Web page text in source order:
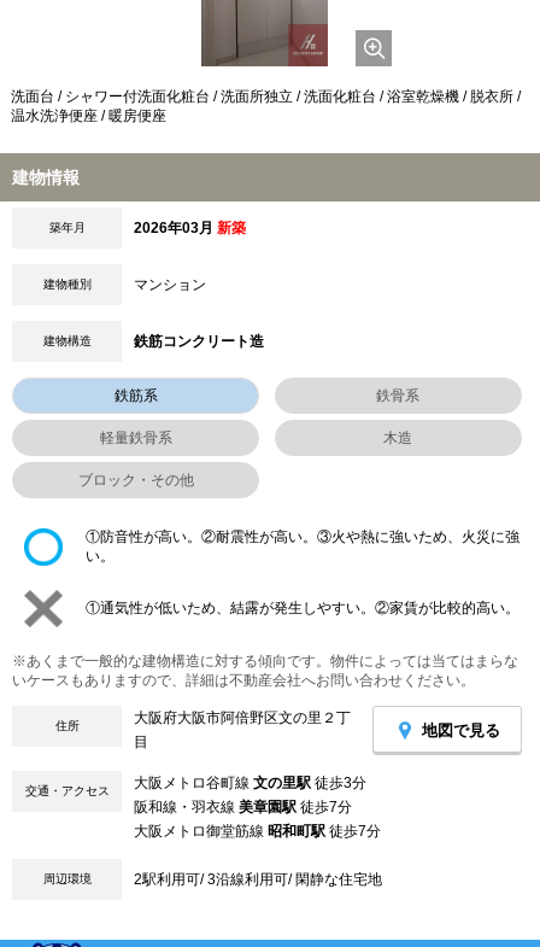
洗面台 / シャワー付洗面化粧台 / 洗面所独立 / 洗面化粧台 / 浴室乾燥機 / 脱衣所 /
温水洗浄便座 / 暖房便座
建物情報
築年月 2026年03月 新築
建物種別 マンション
建物構造 鉄筋コンクリート造
鉄筋系 鉄骨系
軽量鉄骨系 木造
ブロック・その他
①防音性が高い。②耐震性が高い。③火や熱に強いため、火災に強
い。
①通気性が低いため、結露が発生しやすい。②家賃が比較的高い。
※あくまで一般的な建物構造に対する傾向です。物件によっては当てはまらな
いケースもありますので、詳細は不動産会社へお問い合わせください。
住所
大阪府大阪市阿倍野区文の里２丁
目
地図で見る
交通・アクセス 大阪メトロ谷町線 文の里駅 徒歩3分
阪和線・羽衣線 美章園駅 徒歩7分
大阪メトロ御堂筋線 昭和町駅 徒歩7分
周辺環境 2駅利用可/ 3沿線利用可/ 閑静な住宅地